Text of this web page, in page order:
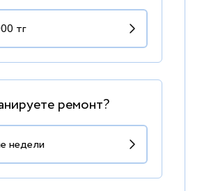
ремонт?